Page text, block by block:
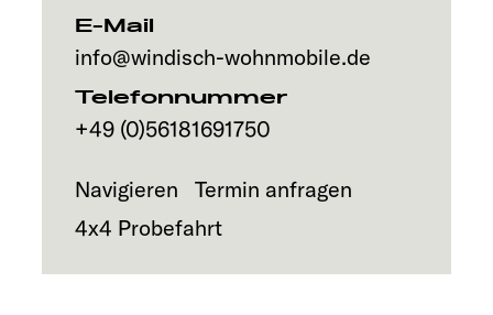
E-Mail
info@windisch-wohnmobile.de
Telefonnummer
+49 (0)56181691750
Navigieren
Termin anfragen
4x4 Probefahrt